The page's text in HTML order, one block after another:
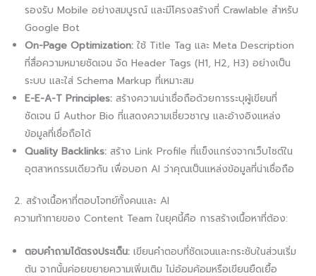
รองรับ Mobile อย่างสมบูรณ์ และมีโครงสร้างที่ Crawlable สำหรับ
Google Bot
On-Page Optimization: ใช้ Title Tag และ Meta Description
ที่สื่อความหมายชัดเจน จัด Header Tags (H1, H2, H3) อย่างเป็น
ระบบ และใส่ Schema Markup ที่เหมาะสม
E-E-A-T Principles: สร้างความน่าเชื่อถือด้วยการระบุผู้เขียนที่
ชัดเจน มี Author Bio ที่แสดงความเชี่ยวชาญ และอ้างอิงแหล่ง
ข้อมูลที่เชื่อถือได้
Quality Backlinks: สร้าง Link Profile ที่แข็งแกร่งจากเว็บไซต์ใน
อุตสาหกรรมเดียวกัน เพื่อบอก AI ว่าคุณเป็นแหล่งข้อมูลที่น่าเชื่อถือ
2. สร้างเนื้อหาที่ตอบโจทย์ทั้งคนและ AI
ความท้าทายของ Content Team ในยุคนี้คือ การสร้างเนื้อหาที่ต้อง:
ตอบคำถามได้ตรงประเด็น: เขียนคำตอบที่ชัดเจนและกระชับในส่วนเริ่ม
ต้น จากนั้นค่อยขยายความเพิ่มเติม ไม่อ้อมค้อมหรือเขียนยืดเยื้อ